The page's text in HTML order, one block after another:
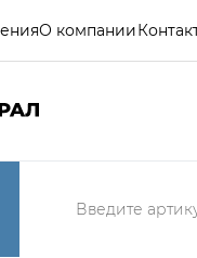
О компании